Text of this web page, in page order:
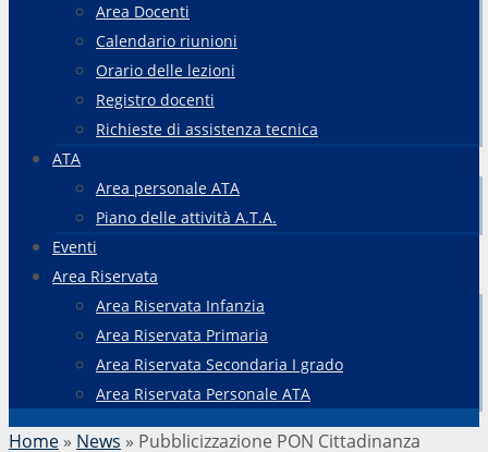
Area Docenti
Calendario riunioni
Orario delle lezioni
Registro docenti
Richieste di assistenza tecnica
ATA
Area personale ATA
Piano delle attività A.T.A.
Eventi
Area Riservata
Area Riservata Infanzia
Area Riservata Primaria
Area Riservata Secondaria I grado
Area Riservata Personale ATA
Home » News » Pubblicizzazione PON Cittadinanza